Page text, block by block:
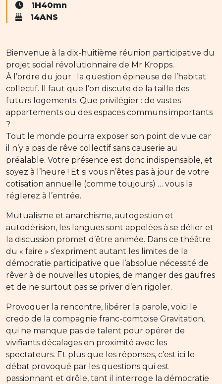
1H40mn
14ANS
Bienvenue à la dix-huitième réunion participative du
projet social révolutionnaire de Mr Kropps.
À l’ordre du jour : la question épineuse de l’habitat
collectif. Il faut que l’on discute de la taille des
futurs logements. Que privilégier : de vastes
appartements ou des espaces communs importants
?
Tout le monde pourra exposer son point de vue car
il n’y a pas de rêve collectif sans causerie au
préalable. Votre présence est donc indispensable, et
soyez à l’heure ! Et si vous n’êtes pas à jour de votre
cotisation annuelle (comme toujours) … vous la
réglerez à l’entrée.
Mutualisme et anarchisme, autogestion et
autodérision, les langues sont appelées à se délier et
la discussion promet d’être animée. Dans ce théâtre
du « faire » s’expriment autant les limites de la
démocratie participative que l’absolue nécessité de
rêver à de nouvelles utopies, de manger des gaufres
et de ne surtout pas se priver d’en rigoler.
Provoquer la rencontre, libérer la parole, voici le
credo de la compagnie franc-comtoise Gravitation,
qui ne manque pas de talent pour opérer de
vivifiants décalages en proximité avec les
spectateurs. Et plus que les réponses, c’est ici le
débat provoqué par les questions qui est
passionnant et drôle, tant il interroge la démocratie